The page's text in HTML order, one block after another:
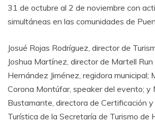
31 de octubre al 2 de noviembre con
simultáneas en las comunidades de
Josué Rojas Rodríguez, director de
Joshua Martínez, director de Martell
Hernández Jiménez, regidora municipal;
Corona Montúfar, speaker del evento; y
Bustamante, directora de Certificación y
Turística de la Secretaría de Turismo de